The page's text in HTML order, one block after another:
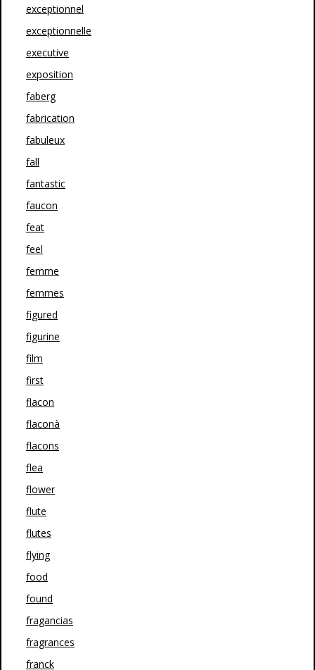
exceptionnel
exceptionnelle
executive
exposition
faberg
fabrication
fabuleux
fall
fantastic
faucon
feat
feel
femme
femmes
figured
figurine
film
first
flacon
flaconà
flacons
flea
flower
flute
flutes
flying
food
found
fragancias
fragrances
franck